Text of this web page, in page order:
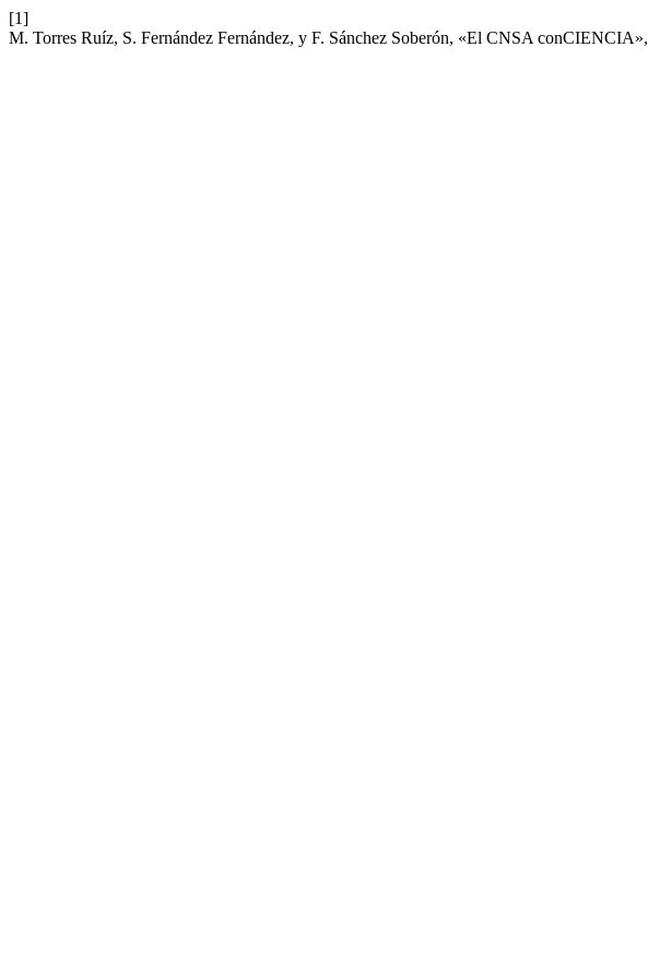
[1]
M. Torres Ruíz, S. Fernández Fernández, y F. Sánchez Soberón, «El CNSA conCIENCIA»,